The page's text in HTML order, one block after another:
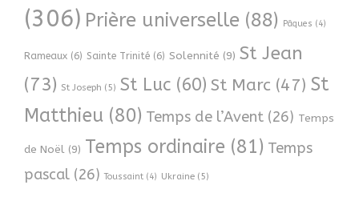
(306) Prière universelle (88) Pâques (4)
Rameaux (6) Sainte Trinité (6) Solennité (9) St Jean
(73) St Joseph (5) St Luc (60) St Marc (47) St
Matthieu (80) Temps de l’Avent (26) Temps
de Noël (9) Temps ordinaire (81) Temps
pascal (26) Toussaint (4) Ukraine (5)